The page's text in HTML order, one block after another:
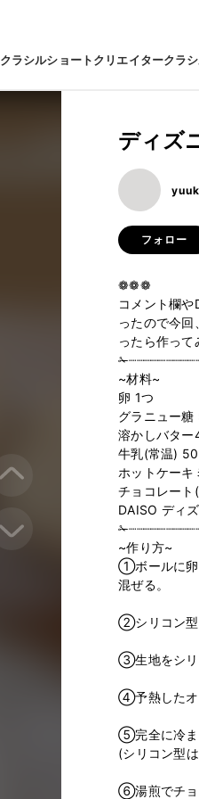
クラシルショートクリエイタークラ
ディズ
フォロー
❁❁❁
コメント欄
ったので今
ったら作っ
~材料~
卵 1つ
グラニュー糖
溶かしバター
牛乳(常温) 50
ホットケーキ
チョコレート
DAISO ディ
~作り方~
①ボールに卵
混ぜる。
②シリコン型
③生地をシリ
④予熱したオ
⑤完全に冷ま
(シリコン型
⑥湯煎でチョ